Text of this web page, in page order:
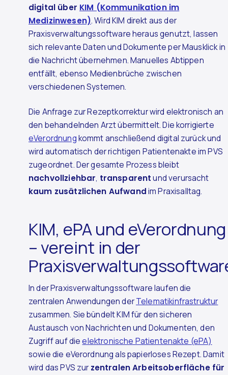
digital über KIM (Kommunikation im
Medizinwesen). Wird KIM direkt aus der
Praxisverwaltungssoftware heraus genutzt, lassen
sich relevante Daten und Dokumente per Mausklick in
die Nachricht übernehmen. Manuelles Abtippen
entfällt, ebenso Medienbrüche zwischen
verschiedenen Systemen.
Die Anfrage zur Rezeptkorrektur wird elektronisch an
den behandelnden Arzt übermittelt. Die korrigierte
eVerordnungkommt anschließend digital zurück und
wird automatisch der richtigen Patientenakte im PVS
zugeordnet. Der gesamte Prozess bleibt
nachvollziehbar, transparentund verursacht
kaum zusätzlichen Aufwandim Praxisalltag.
KIM, ePA und eVerordnung
– vereint in der
In der Praxisverwaltungssoftware laufen die
zentralen Anwendungen derTelematikinfrastruktur
zusammen. Sie bündelt KIM für den sicheren
Austausch von Nachrichten und Dokumenten, den
Zugriff auf dieelektronische Patientenakte (ePA)
sowie die eVerordnung als papierloses Rezept. Damit
wird das PVS zur zentralen Arbeitsoberfläche für